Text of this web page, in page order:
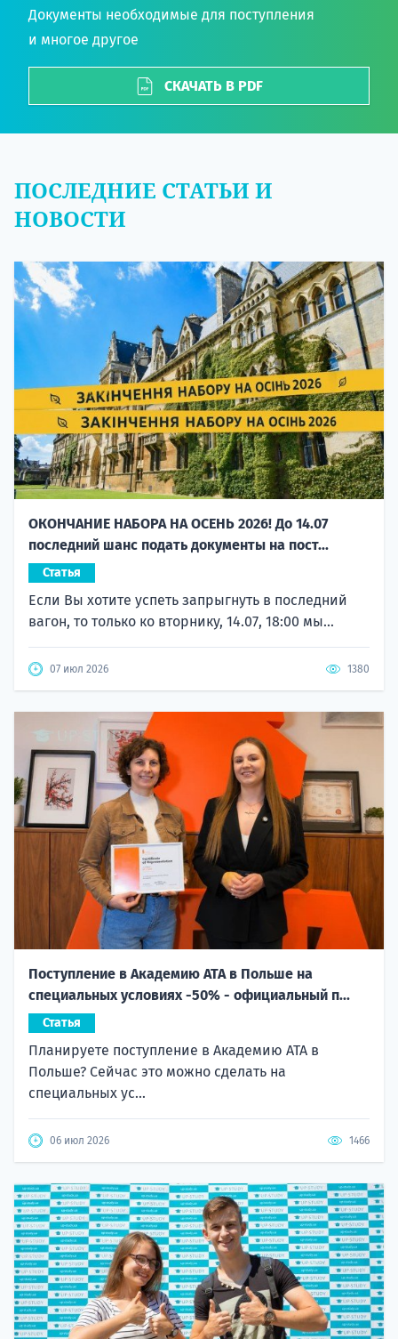
Документы необходимые для поступления
и многое другое
СКАЧАТЬ В PDF
ПОСЛЕДНИЕ СТАТЬИ И
НОВОСТИ
ОКОНЧАНИЕ НАБОРА НА ОСЕНЬ 2026! До 14.07
последний шанс подать документы на пост...
Статья
Если Вы хотите успеть запрыгнуть в последний
вагон, то только ко вторнику, 14.07, 18:00 мы...
07 июл 2026 1380
Поступление в Академию ATA в Польше на
специальных условиях -50% - официальный п...
Статья
Планируете поступление в Академию ATA в
Польше? Сейчас это можно сделать на
специальных ус...
06 июл 2026 1466